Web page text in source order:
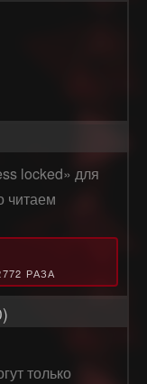
locked» для
читаем
РАЗА
только